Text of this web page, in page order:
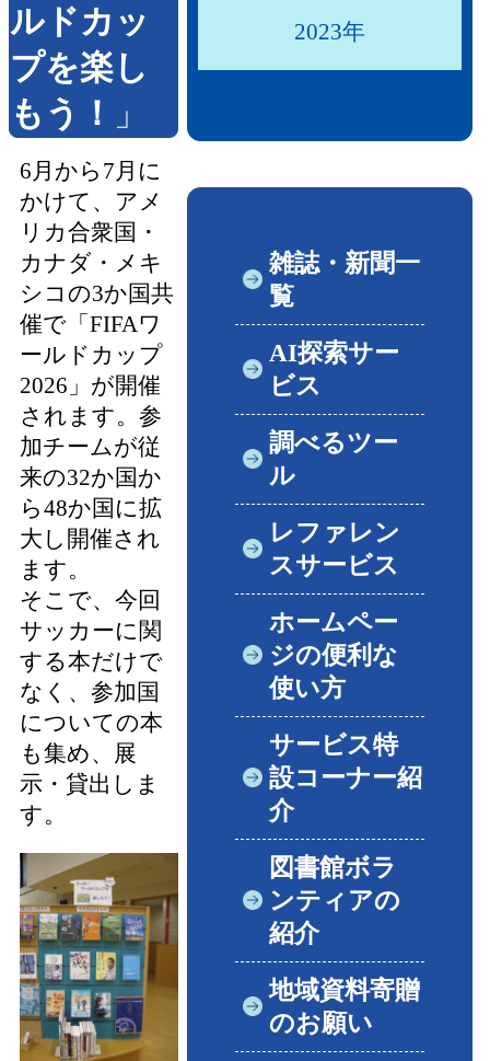
ルドカッ
プを楽し
もう！
」
6月から7月に
かけて、アメ
リカ合衆国・
カナダ・メキ
シコの3か国共
催で「FIFAワ
ールドカップ
2026」が開催
されます。参
加チームが従
来の32か国か
ら48か国に拡
大し開催され
ます。
そこで、今回
サッカーに関
する本だけで
なく、参加国
についての本
も集め、展
示・貸出しま
す。
2023年
雑誌・新聞一
覧
AI探索サー
ビス
調べるツー
ル
レファレン
スサービス
ホームペー
ジの便利な
使い方
サービス特
設コーナー紹
介
図書館ボラ
ンティアの
紹介
地域資料寄贈
のお願い